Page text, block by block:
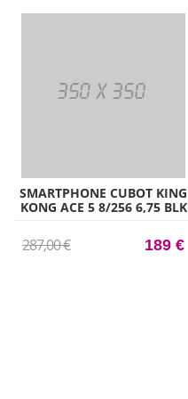
SMARTPHONE CUBOT KING
KONG ACE 5 8/256 6,75 BLK
287,00 € 189 €